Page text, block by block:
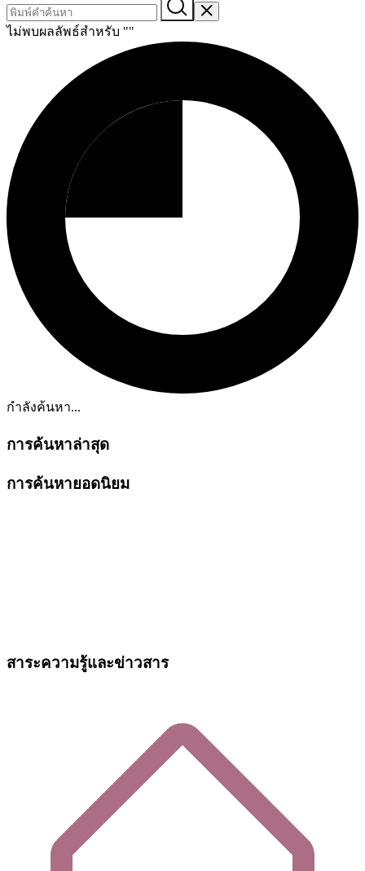
ไม่พบผลลัพธ์สำหรับ ""
กำลังค้นหา...
การค้นหาล่าสุด
การค้นหายอดนิยม
สาระความรู้และข่าวสาร